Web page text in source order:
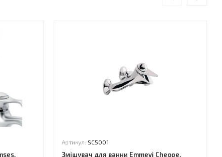
Артикул: SC5001
Змішувач для ванни Emmevi Cheope,